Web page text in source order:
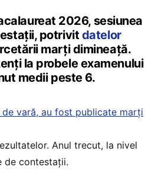
2026, sesiunea
potrivit datelor
marți dimineață.
la probele examenului
medii peste 6.
de vară, au fost publicate marți
Anul trecut, la nivel
de contestații.